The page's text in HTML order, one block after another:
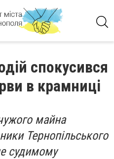
спокусився
в крамниці
майна
Тернопільського
судимому